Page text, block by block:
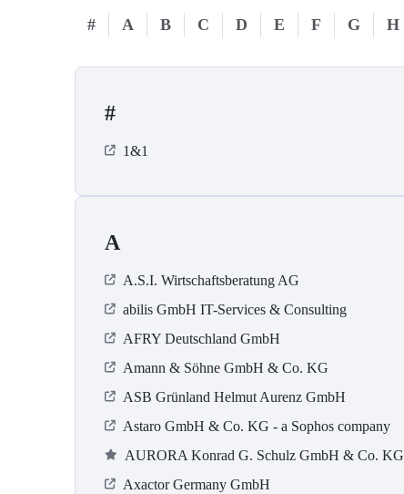
# A B C D E F G H
#
1&1
A
A.S.I. Wirtschaftsberatung AG
abilis GmbH IT-Services & Consulting
AFRY Deutschland GmbH
Amann & Söhne GmbH & Co. KG
ASB Grün­land Helmut Au­renz GmbH
Astaro GmbH & Co. KG - a Sophos company
AURORA Konrad G. Schulz GmbH & Co. KG
Axactor Germany GmbH